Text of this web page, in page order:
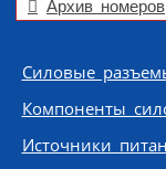
Архив номеров
Skip to content
Силовые
Компоненты
Источники